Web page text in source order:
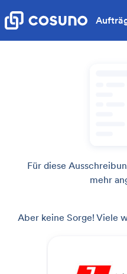
Für diese
mehr
Aber keine Sorge! Viele